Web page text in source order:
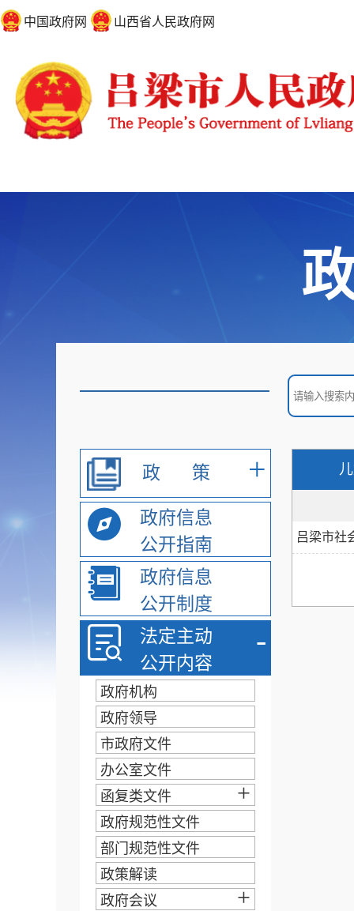
中国政府网 山西省人民政府网
政 策 +
政府信息
公开指南
政府信息
公开制度
法定主动
公开内容
-
政府机构
政府领导
市政府文件
办公室文件
函复类文件
+
政府规范性文件
部门规范性文件
政策解读
政府会议
+
吕梁市社